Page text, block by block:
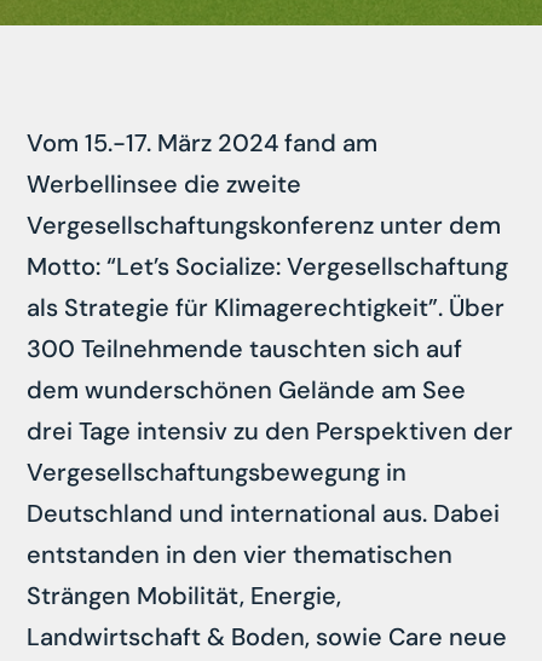
Vom 15.-17. März 2024 fand am
Werbellinsee die zweite
Vergesellschaftungskonferenz unter dem
Motto: “Let’s Socialize: Vergesellschaftung
als Strategie für Klimagerechtigkeit”. Über
300 Teilnehmende tauschten sich auf
dem wunderschönen Gelände am See
drei Tage intensiv zu den Perspektiven der
Vergesellschaftungsbewegung in
Deutschland und international aus. Dabei
entstanden in den vier thematischen
Strängen Mobilität, Energie,
Landwirtschaft & Boden, sowie Care neue